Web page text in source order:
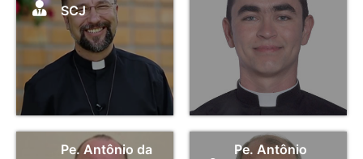
SCJ
Pe. Antônio da
Pe. Antônio